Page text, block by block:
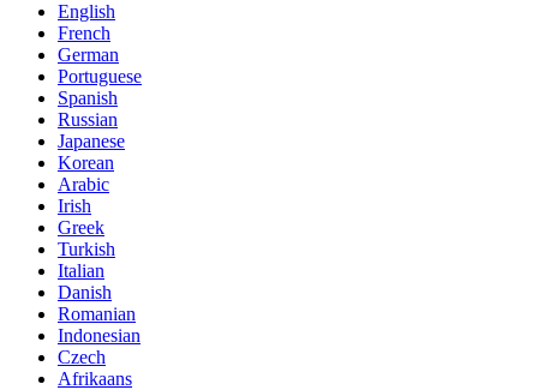
English
French
German
Portuguese
Spanish
Russian
Japanese
Korean
Arabic
Irish
Greek
Turkish
Italian
Danish
Romanian
Indonesian
Czech
Afrikaans